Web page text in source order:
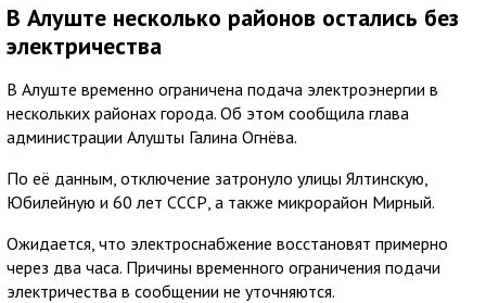
В Алуште несколько районов остались без
электричества
В Алуште временно ограничена подача электроэнергии в
нескольких районах города. Об этом сообщила глава
администрации Алушты Галина Огнёва.
По её данным, отключение затронуло улицы Ялтинскую,
Юбилейную и 60 лет СССР, а также микрорайон Мирный.
Ожидается, что электроснабжение восстановят примерно
через два часа. Причины временного ограничения подачи
электричества в сообщении не уточняются.